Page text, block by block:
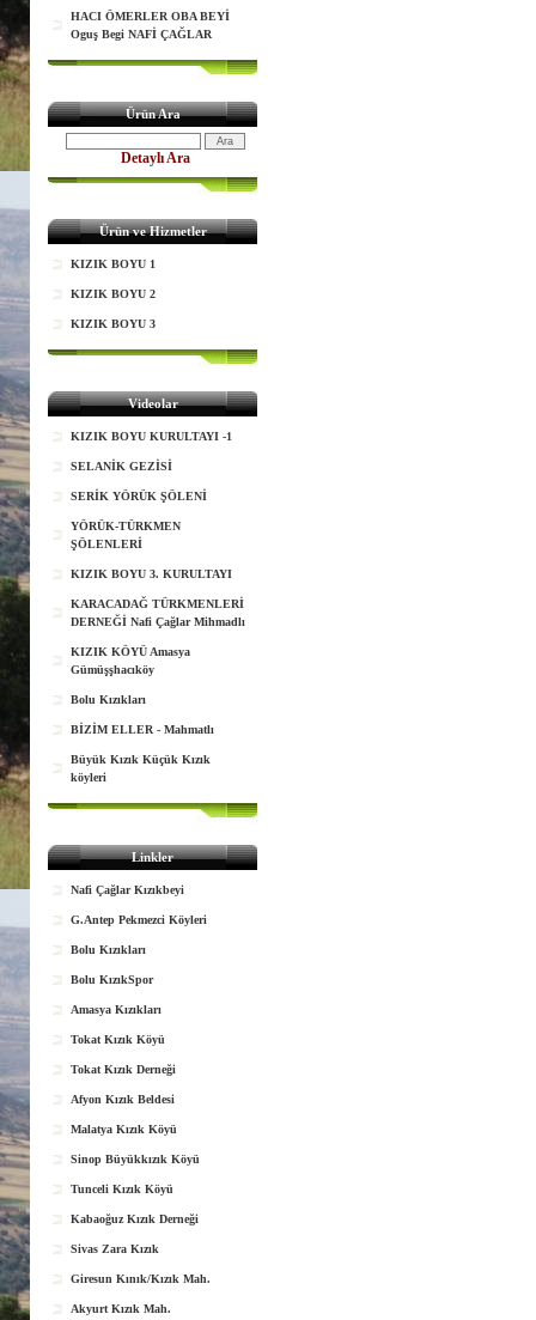
HACI ÖMERLER OBA BEYİ
Oguş Begi NAFİ ÇAĞLAR
Ürün Ara
Detaylı Ara
Ürün ve Hizmetler
KIZIK BOYU 1
KIZIK BOYU 2
KIZIK BOYU 3
Videolar
KIZIK BOYU KURULTAYI -1
SELANİK GEZİSİ
SERİK YÖRÜK ŞÖLENİ
YÖRÜK-TÜRKMEN
ŞÖLENLERİ
KIZIK BOYU 3. KURULTAYI
KARACADAĞ TÜRKMENLERİ
DERNEĞİ Nafi Çağlar Mihmadlı
KIZIK KÖYÜ Amasya
Gümüşşhacıköy
Bolu Kızıkları
BİZİM ELLER - Mahmatlı
Büyük Kızık Küçük Kızık
köyleri
Linkler
Nafi Çağlar Kızıkbeyi
G.Antep Pekmezci Köyleri
Bolu Kızıkları
Bolu KızıkSpor
Amasya Kızıkları
Tokat Kızık Köyü
Tokat Kızık Derneği
Afyon Kızık Beldesi
Malatya Kızık Köyü
Sinop Büyükkızık Köyü
Tunceli Kızık Köyü
Kabaoğuz Kızık Derneği
Sivas Zara Kızık
Giresun Kınık/Kızık Mah.
Akyurt Kızık Mah.